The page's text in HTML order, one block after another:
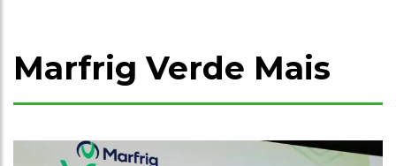
Marfrig Verde Mais